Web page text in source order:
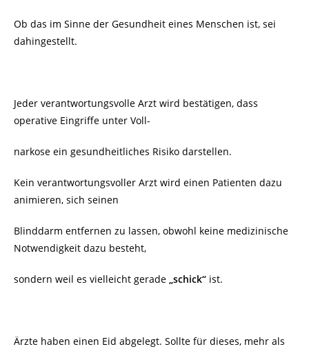
Ob das im Sinne der Gesundheit eines Menschen ist, sei
dahingestellt.
Jeder verantwortungsvolle Arzt wird bestätigen, dass
operative Eingriffe unter Voll-
narkose ein gesundheitliches Risiko darstellen.
Kein verantwortungsvoller Arzt wird einen Patienten dazu
animieren, sich seinen
Blinddarm entfernen zu lassen, obwohl keine medizinische
Notwendigkeit dazu besteht,
sondern weil es vielleicht gerade „schick“ ist.
Ärzte haben einen Eid abgelegt. Sollte für dieses, mehr als